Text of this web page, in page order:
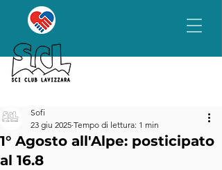
1° Agosto all'Alpe: posticipato
al 16.8
Sofi
23 giu 2025 Tempo di lettura: 1 min